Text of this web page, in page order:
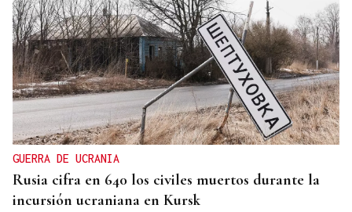
GUERRA DE UCRANIA
Rusia cifra en 640 los civiles muertos durante la
incursión ucraniana en Kursk